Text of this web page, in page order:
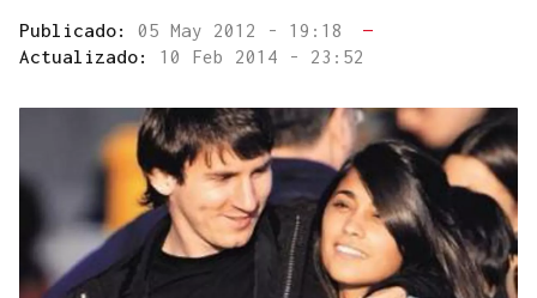
Publicado: 05 May 2012 - 19:18
—
Actualizado: 10 Feb 2014 - 23:52